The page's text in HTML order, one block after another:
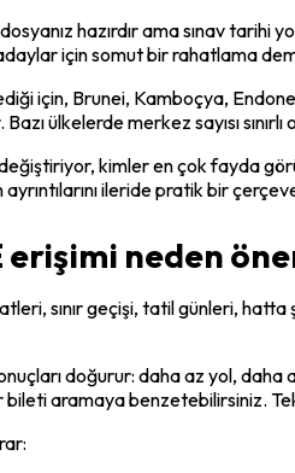
hazırdır ama sınav
için somut bir rahatlama
için, Brunei, Kamboçya,
ülkelerde merkez sayısı
kimler en çok fayda
ileride pratik bir
erişimi neden
sınır geçişi, tatil günleri, hatta
doğurur: daha az yol, daha
aramaya benzetebilirsiniz.